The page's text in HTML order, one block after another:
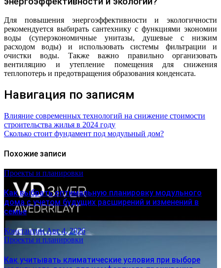
Для повышения энергоэффективности и экологичности
рекомендуется выбирать сантехнику с функциями экономии
воды (суперэкономичные унитазы, душевые с низким
расходом воды) и использовать системы фильтрации и
очистки воды. Также важно правильно организовать
вентиляцию и утепление помещения для снижения
теплопотерь и предотвращения образования конденсата.
Навигация по записям
Влияние современных технологий на снижение стоимости
строительства жилья в 2024 году
Сколько стоит фундамент под модульный дом?
Похожие записи
Проекты и планировки
Как выбрать оптимальную планировку модульного
дома с учетом будущих расширений и изменений в
семье
КонстантинАвг 4, 2026
Проекты и планировки
Как учитывать климатические условия при выборе